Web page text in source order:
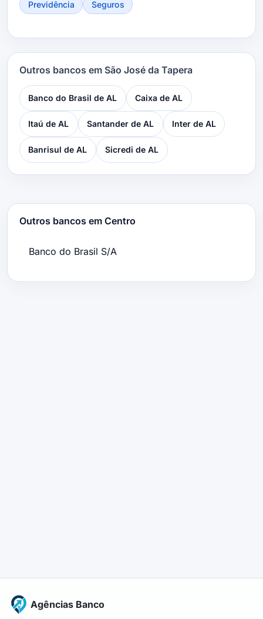
Previdência Seguros
Outros bancos em São José da Tapera
Banco do Brasil de AL Caixa de AL
Itaú de AL Santander de AL Inter de AL
Banrisul de AL Sicredi de AL
Outros bancos em Centro
Banco do Brasil S/A
Agências Banco